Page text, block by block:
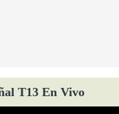
T13 En Vivo